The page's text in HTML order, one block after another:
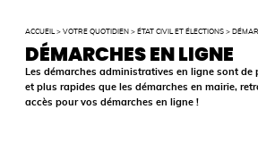
ACCUEIL >VOTRE QUOTIDIEN > ÉTAT CIVIL ET ÉLECTIONS >
DÉMARCHES EN LIGNE
Les démarches administratives en ligne sont de
et plus rapides que les démarches en mairie,
accès pour vos démarches en ligne !